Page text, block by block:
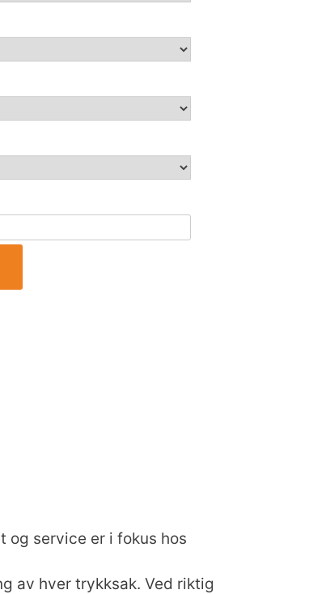
og service er i fokus hos
av hver trykksak. Ved riktig